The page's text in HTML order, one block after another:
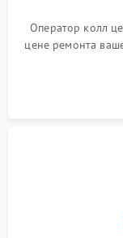
Оператор колл
цене ремонта